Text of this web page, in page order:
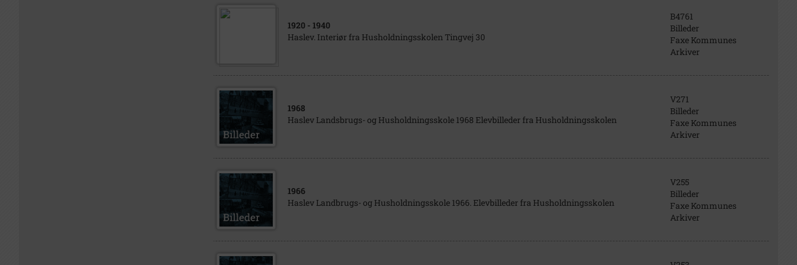
1920 - 1940
Haslev. Interiør fra Husholdningsskolen Tingvej 30
B4761
Billeder
Faxe Kommunes
Arkiver
1968
Haslev Landsbrugs- og Husholdningsskole 1968 Elevbilleder fra Husholdningsskolen
V271
Billeder
Faxe Kommunes
Arkiver
1966
Haslev Landbrugs- og Husholdningsskole 1966. Elevbilleder fra Husholdningsskolen
V255
Billeder
Faxe Kommunes
Arkiver